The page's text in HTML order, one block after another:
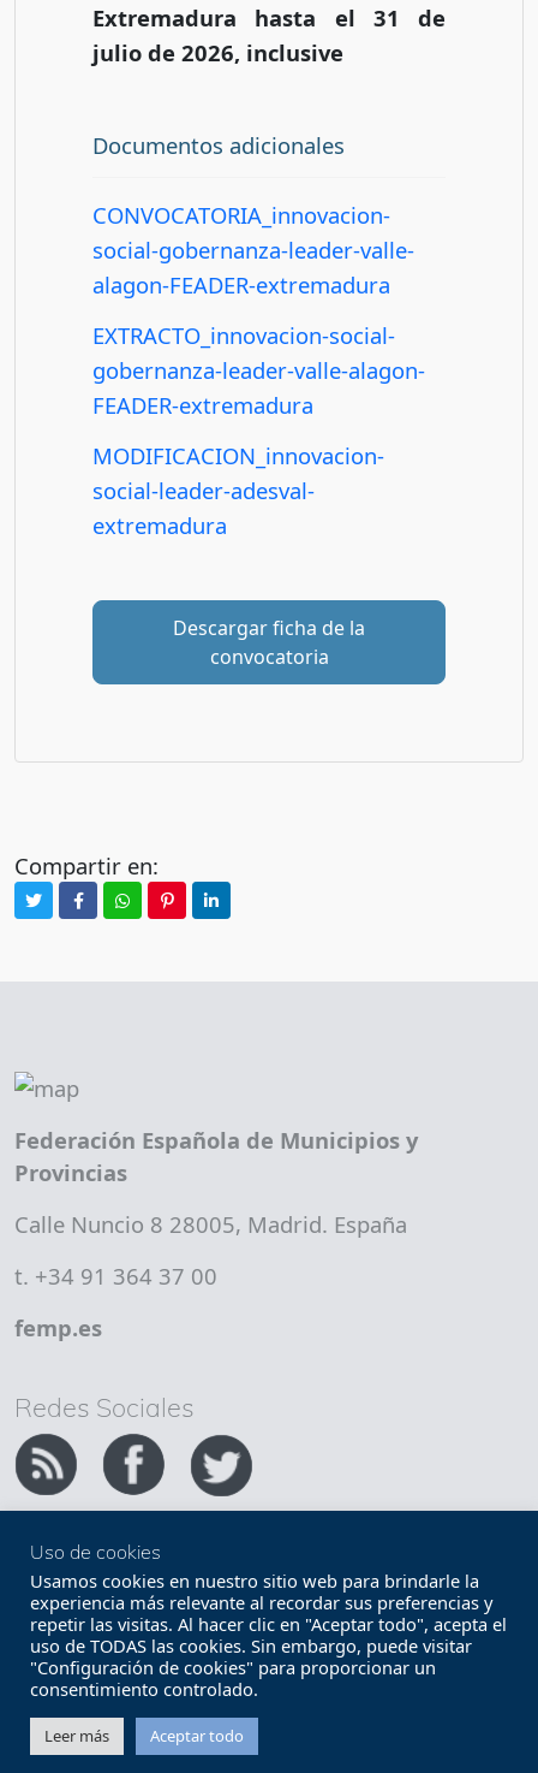
Extremadura hasta el 31 de
julio de 2026, inclusive
Documentos adicionales
CONVOCATORIA_innovacion-
social-gobernanza-leader-valle-
alagon-FEADER-extremadura
EXTRACTO_innovacion-social-
gobernanza-leader-valle-alagon-
FEADER-extremadura
MODIFICACION_innovacion-
social-leader-adesval-
extremadura
Descargar ficha de la
convocatoria
Compartir en:
Federación Española de Municipios y
Provincias
Calle Nuncio 8 28005, Madrid. España
t. +34 91 364 37 00
femp.es
Redes Sociales
Copyright FEMP
Accesibilidad
Términos legales
Política de privacidad
Términos y condiciones de uso
Mapa web
Contacto
Uso de cookies
Usamos cookies en nuestro sitio web para brindarle la
experiencia más relevante al recordar sus preferencias y
repetir las visitas. Al hacer clic en "Aceptar todo", acepta el
uso de TODAS las cookies. Sin embargo, puede visitar
"Configuración de cookies" para proporcionar un
consentimiento controlado.
Leer más Aceptar todo